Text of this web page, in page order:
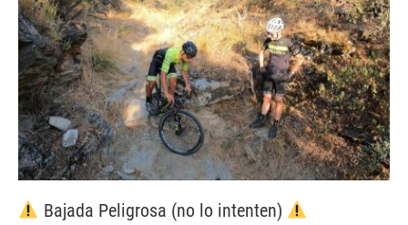
Bajada Peligrosa (no lo intenten)